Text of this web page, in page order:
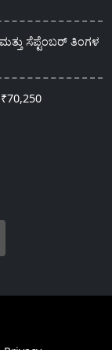
ಸೆಪ್ಟೆಂಬರ್ ತಿಂಗಳ